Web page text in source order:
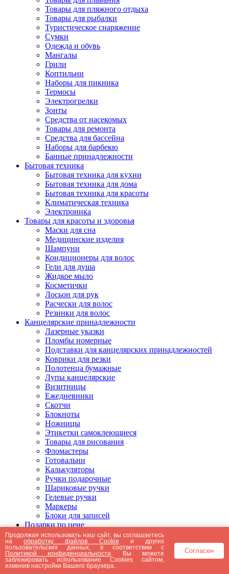
Товары для пляжного отдыха
Товары для рыбалки
Туристическое снаряжение
Сумки
Одежда и обувь
Мангалы
Грили
Коптильни
Наборы для пикника
Термосы
Электрогрелки
Зонты
Средства от насекомых
Товары для ремонта
Средства для бассейна
Наборы для барбекю
Банные принадлежности
Бытовая техника
Бытовая техника для кухни
Бытовая техника для дома
Бытовая техника для красоты
Климатическая техника
Электроника
Товары для красоты и здоровья
Маски для сна
Медицинские изделия
Шампуни
Кондиционеры для волос
Гели для душа
Жидкое мыло
Косметички
Лосьон для рук
Расчески для волос
Резинки для волос
Канцелярские принадлежности
Лазерные указки
Пломбы номерные
Подставки для канцелярских принадлежностей
Коврики для резки
Полотенца бумажные
Лупы канцелярские
Визитницы
Ежедневники
Скотчи
Блокноты
Ножницы
Этикетки самоклеющиеся
Товары для рисования
Фломастеры
Готовальни
Калькуляторы
Ручки подарочные
Шариковые ручки
Гелевые ручки
Маркеры
Блоки для записей
Подарки по цене
Подарки от 5000 рублей
Подарки до 5000 рублей
Подарки до 3000 рублей
Подарки до 2000 рублей
Подарки до 1000 рублей
Продолжая использовать наш сайт, вы соглашаетесь
наобработку файлов Cookie и других
пользовательских данных, в соответствии с
Политикой конфиденциальности . Вы можете
заблокировать использование Cookies сайтом,
изменив настройки Вашего браузера.
Согласен